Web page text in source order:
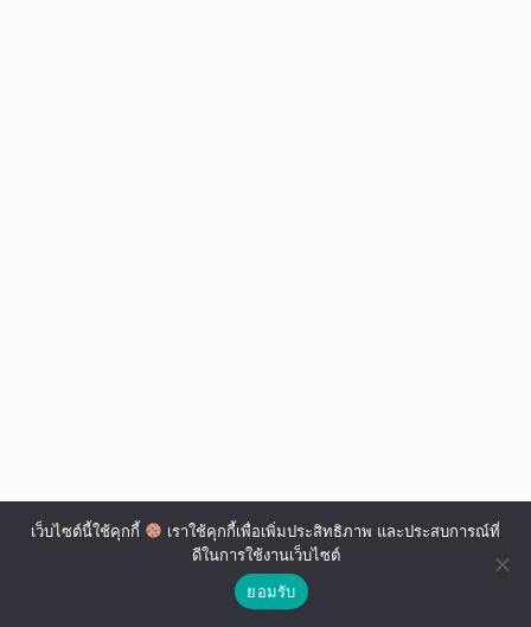
เว็บไซต์นี้ใช้คุกกี้
เราใช้คุกกี้เพื่อเพิ่มประสิทธิภาพ และประสบการณ์ที่
ดีในการใช้งานเว็บไซต์
ยอมรับ